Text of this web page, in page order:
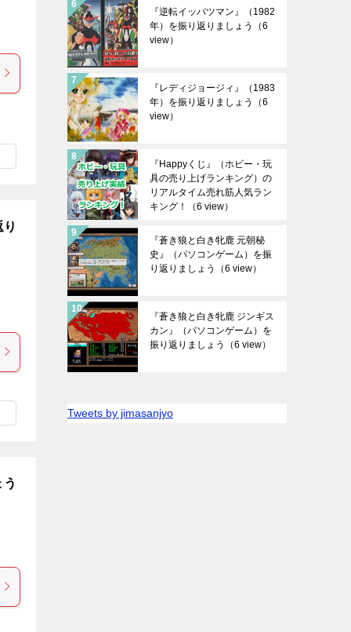
『逆転イッパツマン』（1982
年）を振り返りましょう
（6
view）
『レディジョージィ』（1983
年）を振り返りましょう
（6
view）
『Happyくじ』（ホビー・玩
具の売り上げランキング）の
リアルタイム売れ筋人気ラン
キング！
（6 view）
『蒼き狼と白き牝鹿 元朝秘
史』（パソコンゲーム）を振
り返りましょう
（6 view）
『蒼き狼と白き牝鹿 ジンギス
カン』（パソコンゲーム）を
振り返りましょう
（6 view）
Tweets by jimasanjyo